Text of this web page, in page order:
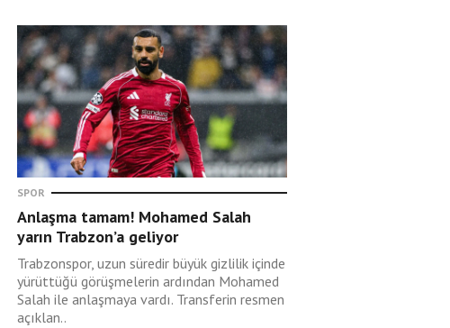
SPOR
Anlaşma tamam! Mohamed Salah
yarın Trabzon’a geliyor
Trabzonspor, uzun süredir büyük gizlilik içinde
yürüttüğü görüşmelerin ardından Mohamed
Salah ile anlaşmaya vardı. Transferin resmen
açıklan..